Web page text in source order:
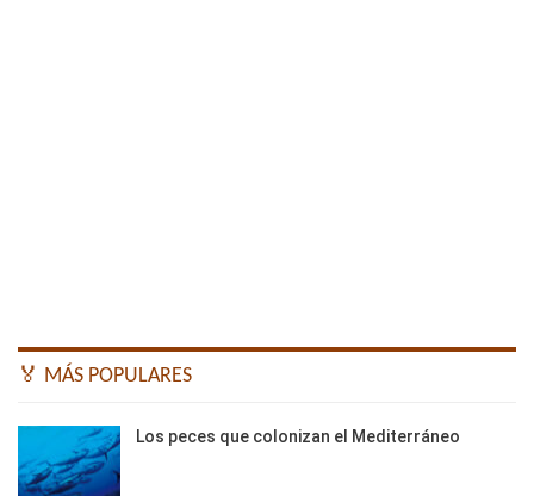
🏅 MÁS POPULARES
Los peces que colonizan el Mediterráneo